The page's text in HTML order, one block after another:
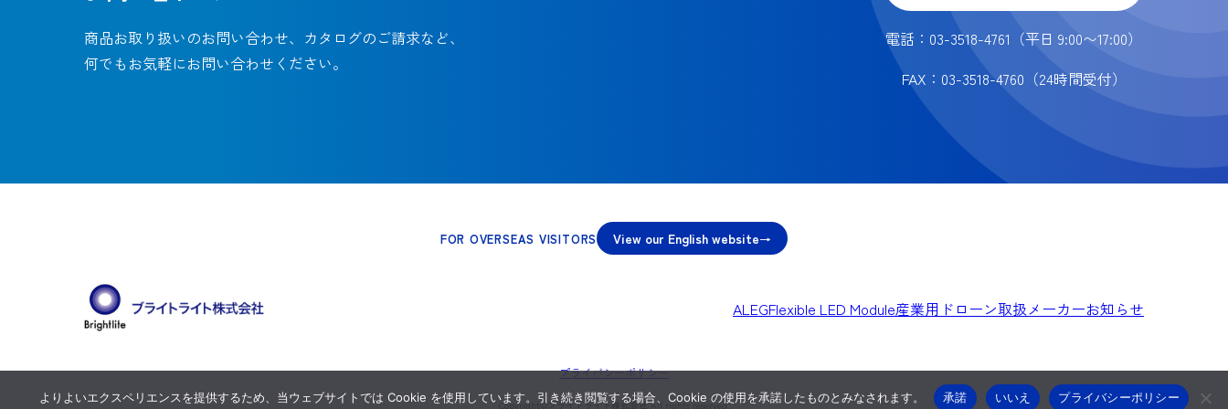
商品お取り扱いのお問い合わせ、カタログのご請求など、
何でもお気軽にお問い合わせください。
電話：03-3518-4761 （平日 9:00〜17:00）
FAX：03-3518-4760 （24時間受付）
FOR OVERSEAS VISITORS View our English website
ALEGFlexible LED Module産業用ドローン取扱メーカーお知らせ
プライバシーポリシー
Copyright©︎ブライトライト株式会社 All rights reserved.
よりよいエクスペリエンスを提供するため、当ウェブサイトでは Cookie を使用しています。引き続き閲覧する場合、Cookie の使用を承諾したものとみなされます。 承諾 いいえ プライバシーポリシー